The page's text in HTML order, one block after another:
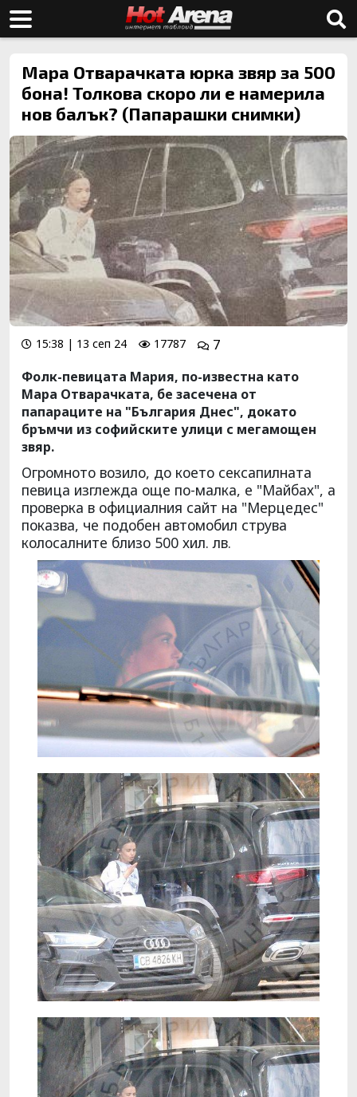
Мара Отварачката юрка звяр за 500
бона! Толкова скоро ли е намерила
нов балък? (Папарашки снимки)
15:38 | 13 сеп 24 17787
7
Фолк-певицата Мария, по-известна като
Мара Отварачката, бе засечена от
папараците на "България Днес", докато
бръмчи из софийските улици с мегамощен
звяр.
Огромното возило, до което сексапилната
певица изглежда още по-малка, е "Майбах", а
проверка в официалния сайт на "Мерцедес"
показва, че подобен автомобил струва
колосалните близо 500 хил. лв.